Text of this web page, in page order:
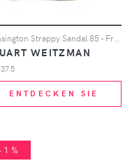
WEITZMAN
ENTDECKEN SIE